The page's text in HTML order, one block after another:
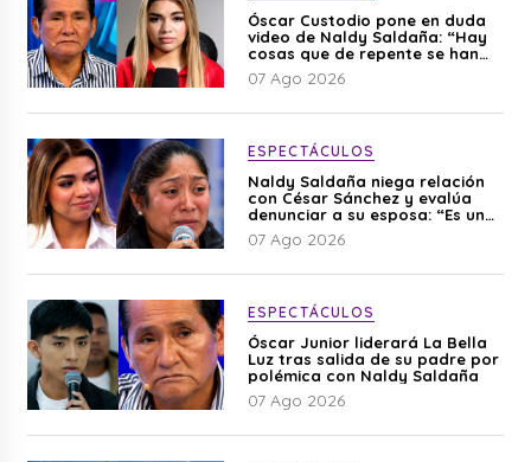
Óscar Custodio pone en duda
video de Naldy Saldaña: “Hay
cosas que de repente se han
editado”
07 Ago 2026
ESPECTÁCULOS
Naldy Saldaña niega relación
con César Sánchez y evalúa
denunciar a su esposa: “Es una
difamación”
07 Ago 2026
ESPECTÁCULOS
Óscar Junior liderará La Bella
Luz tras salida de su padre por
polémica con Naldy Saldaña
07 Ago 2026